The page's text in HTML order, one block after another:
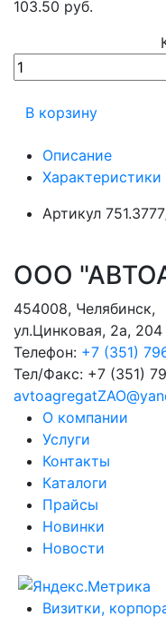
103.50 руб.
В корзину
Описание
Характеристики
Артикул
ООО
454008, Челябинск,
ул.Цинковая, 2а,
Телефон: +7 (351)
Тел/Факс: +7 (351)
О компании
Услуги
Контакты
Каталоги
Прайсы
Новинки
Новости
Визитки,